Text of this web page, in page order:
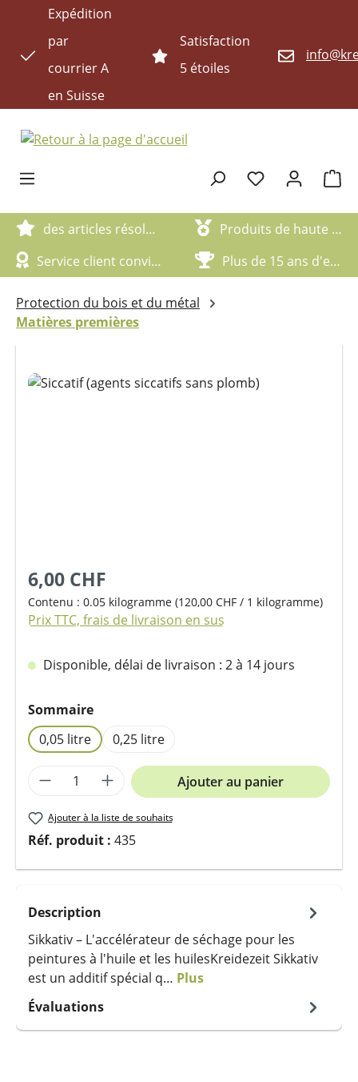
Passer au contenu principal
Expédition
par
courrier A
en Suisse
Satisfaction
5 étoiles
Le
des articles résolument écologiques
Produits de haute qualité
Service client convivial
Plus de 15 ans d'expérience
Protection du bois et du métal
Matières premières
Ignorer la galerie d'images
6,00 CHF
Contenu : 0.05 kilogramme (120,00 CHF / 1 kilogramme)
Prix TTC, frais de livraison en sus
Disponible, délai de livraison : 2 à 14 jours
Sélectionnez
Sommaire
0,05 litre
0,25 litre
Quantité de produit : Entrez la
Ajouter au panier
Ajouter à la liste de souhaits
Réf. produit : 435
Description
Sikkativ – L'accélérateur de séchage pour les
peintures à l'huile et les huilesKreidezeit Sikkativ
est un additif spécial q… Plus
Évaluations